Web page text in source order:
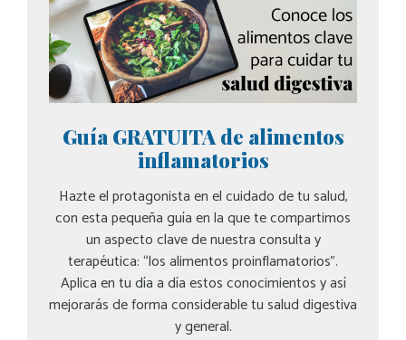
Guía GRATUITA de alimentos
inflamatorios
Hazte el protagonista en el cuidado de tu salud,
con esta pequeña guía en la que te compartimos
un aspecto clave de nuestra consulta y
terapéutica: “los alimentos proinflamatorios”.
Aplica en tu día a día estos conocimientos y así
mejorarás de forma considerable tu salud digestiva
y general.